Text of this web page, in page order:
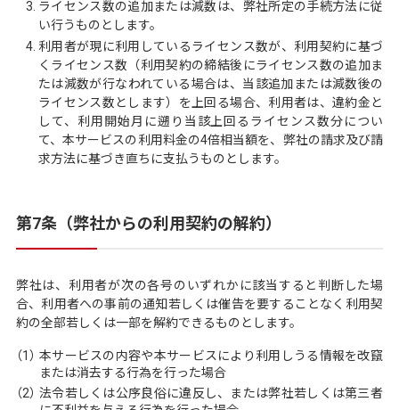
ライセンス数の追加または減数は、弊社所定の手続方法に従
い行うものとします。
利用者が現に利用しているライセンス数が、利用契約に基づ
くライセンス数（利用契約の締結後にライセンス数の追加ま
たは減数が行なわれている場合は、当該追加または減数後の
ライセンス数とします）を上回る場合、利用者は、違約金と
して、利用開始月に遡り当該上回るライセンス数分につい
て、本サービスの利用料金の4倍相当額を、弊社の請求及び請
求方法に基づき直ちに支払うものとします。
第7条（弊社からの利用契約の解約）
弊社は、利用者が次の各号のいずれかに該当すると判断した場
合、利用者への事前の通知若しくは催告を要することなく利用契
約の全部若しくは一部を解約できるものとします。
（1）本サービスの内容や本サービスにより利用しうる情報を改竄
または消去する行為を行った場合
（2）法令若しくは公序良俗に違反し、または弊社若しくは第三者